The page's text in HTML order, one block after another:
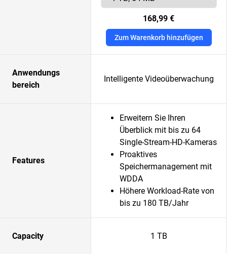
168,99 €
Zum Warenkorb hinzufügen
Anwendungs
bereich
Intelligente Videoüberwachung
Features
Erweitern Sie Ihren
Überblick mit bis zu 64
Single-Stream-HD-Kameras
Proaktives
Speichermanagement mit
WDDA
Höhere Workload-Rate von
bis zu 180 TB/Jahr
Capacity 1 TB